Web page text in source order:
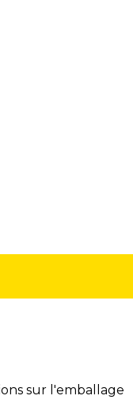
sur l'emballage